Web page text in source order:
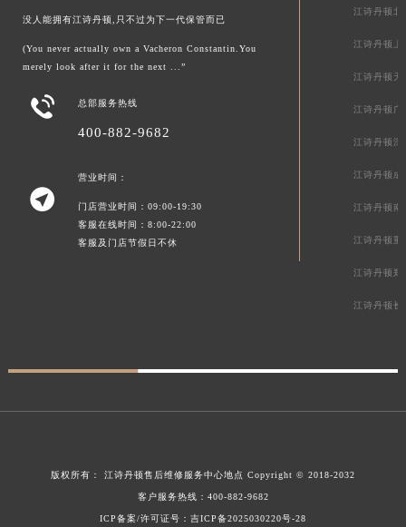
没人能拥有江诗丹顿,只不过为下一代保管而已
(You never actually own a Vacheron Constantin.You
merely look after it for the next ...”
 总部服务热线
400-882-9682

营业时间：
门店营业时间：09:00-19:30
客服在线时间：8:00-22:00
客服及门店节假日不休
江诗丹顿北
江诗丹顿上
江诗丹顿天
江诗丹顿广
江诗丹顿深
江诗丹顿成
江诗丹顿南
江诗丹顿重
江诗丹顿郑
江诗丹顿长
版权所有： 江诗丹顿售后维修服务中心地点 Copyright © 2018-2032
客户服务热线： 400-882-9682
ICP备案/许可证号：吉ICP备2025030220号-28